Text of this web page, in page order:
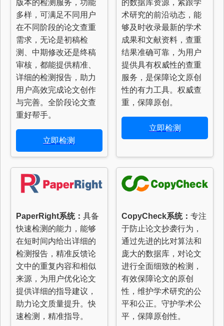
版本的检测服务，功能
多样，可满足不同用户
在不同阶段的论文查重
需求，无论是初稿检
测、中期修改还是终稿
审核，都能提供精准、
详细的检测报告，助力
用户高效完成论文创作
与完善。全阶段论文查
重好帮手。
立即检测
的数据库资源，紧跟学
术研究的前沿动态，能
够及时收录最新的学术
成果和文献资料，查重
结果准确可靠，为用户
提供具有权威性的查重
服务，是保障论文原创
性的有力工具。权威查
重，保障原创。
立即检测
PaperRight系统： 具备
快速检测的能力，能够
在短时间内给出详细的
检测报告，精准反馈论
文中的重复内容和相似
来源，为用户优化论文
提供详细的指导建议，
助力论文质量提升。快
速检测，精准指导。
CopyCheck系统：专注
于防止论文抄袭行为，
通过先进的比对算法和
庞大的数据库，对论文
进行全面细致的检测，
有效保障论文的原创
性，维护学术研究的公
平和公正。守护学术公
平，保障原创性。